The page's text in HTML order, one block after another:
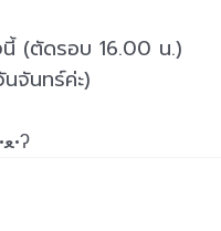
(ตัดรอบ 16.00 น.)
จันทร์ค่ะ)
ขอบคุณที่อุดหนุนกับทางร้านU-were ยูเวอค่ะ ʕ•ﻌ•ʔ